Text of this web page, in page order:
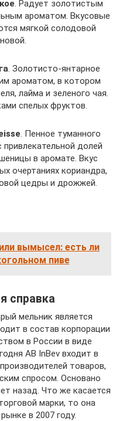
. Радует золотистым
ароматом. Вкусовые
мягкой солодовой
. Золотисто-янтарное
ароматом, в котором
лайма и зеленого чая.
спелых фруктов.
. Пенное туманного
долей
в аромате. Вкус
очертаниях кориандра,
цедры и дрожжей.
вымысел: есть ли
пиве
справка
мельник является
в состав корпорации
в России в виде
AB InBev входит в
товаров,
спросом. Основано
назад. Что же касается
марки, то она
в 2007 году.